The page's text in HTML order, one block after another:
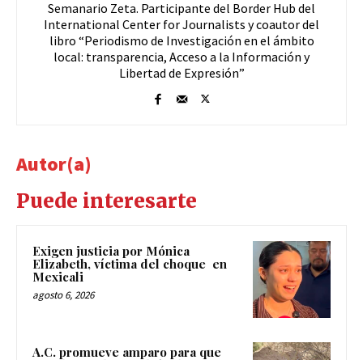
Semanario Zeta. Participante del Border Hub del
International Center for Journalists y coautor del
libro “Periodismo de Investigación en el ámbito
local: transparencia, Acceso a la Información y
Libertad de Expresión”
Autor(a)
Puede interesarte
Exigen justicia por Mónica
Elizabeth, víctima del choque en
Mexicali
agosto 6, 2026
A.C. promueve amparo para que